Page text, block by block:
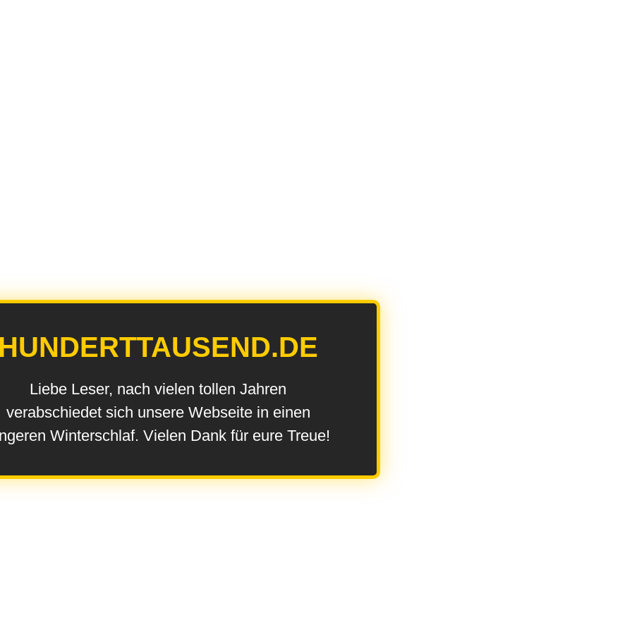
Liebe Leser, nach vielen tollen Jahren
verabschiedet sich unsere Webseite in einen
Winterschlaf. Vielen Dank für eure Treue!